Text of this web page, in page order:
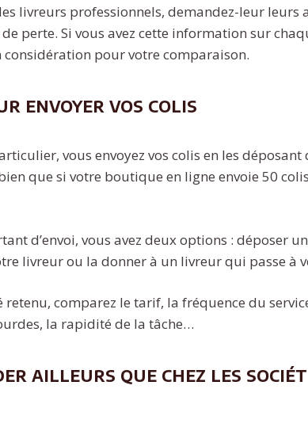
livreurs professionnels, demandez-leur leurs
perte. Si vous avez cette information sur
considération pour votre comparaison.
envoyer vos colis
vous envoyez vos colis en les
que si votre boutique en ligne envoie 50
d’envoi, vous avez deux options : déposer
livreur ou la donner à un livreur qui passe à
retenu, comparez le tarif, la fréquence du
la rapidité de la tâche…
ailleurs que chez les